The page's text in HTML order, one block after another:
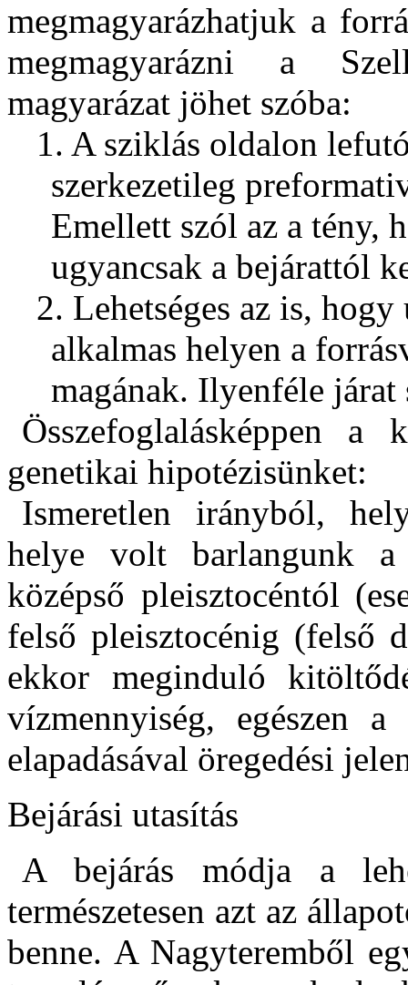
megmagyarázhatjuk a
megmagyarázni a
magyarázat jöhet szóba:
1. A sziklás oldalon
szerkezetileg
Emellett szól az a tény,
ugyancsak a bejárattól
2. Lehetséges az is,
alkalmas helyen a
magának. Ilyenféle
Összefoglalásképpen a
genetikai hipotézisünket:
Ismeretlen irányból,
helye volt barlangunk
középső pleisztocéntól
felső pleisztocénig (felső
ekkor meginduló
vízmennyiség, egészen
elapadásával öregedési
Bejárási utasítás
A bejárás módja a
természetesen azt az
benne. A Nagyteremből